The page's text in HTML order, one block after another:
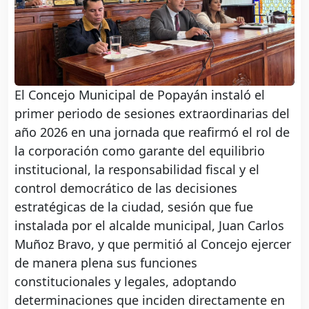
El Concejo Municipal de Popayán instaló el
primer periodo de sesiones extraordinarias del
año 2026 en una jornada que reafirmó el rol de
la corporación como garante del equilibrio
institucional, la responsabilidad fiscal y el
control democrático de las decisiones
estratégicas de la ciudad, sesión que fue
instalada por el alcalde municipal, Juan Carlos
Muñoz Bravo, y que permitió al Concejo ejercer
de manera plena sus funciones
constitucionales y legales, adoptando
determinaciones que inciden directamente en